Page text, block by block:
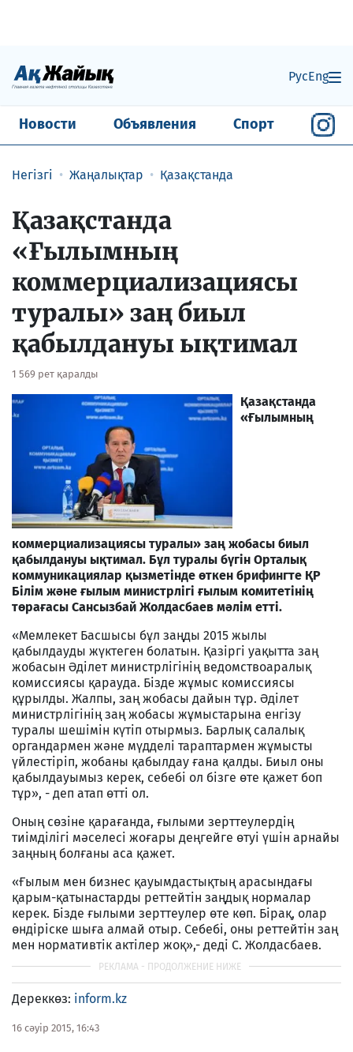
РусEng
Новости Объявления Спорт
Негізгі Жаңалықтар Қазақстанда
​Қазақстанда
«Ғылымның
коммерциализациясы
туралы» заң биыл
қабылдануы ықтимал
1 569 рет қаралды
Қазақстанда
«Ғылымның
коммерциализациясы туралы» заң жобасы биыл
қабылдануы ықтимал. Бұл туралы бүгiн Орталық
коммуникациялар қызметiнде өткен брифингте ҚР
Бiлiм және ғылым министрлiгi ғылым комитетiнiң
төрағасы Сансызбай Жолдасбаев мәлiм еттi.
«Мемлекет Басшысы бұл заңды 2015 жылы
қабылдауды жүктеген болатын. Қазiргi уақытта заң
жобасын Әдiлет министрлiгiнiң ведомствоаралық
комиссиясы қарауда. Бiзде жұмыс комиссиясы
құрылды. Жалпы, заң жобасы дайын тұр. Әдiлет
министрлiгiнiң заң жобасы жұмыстарына енгiзу
туралы шешiмiн күтiп отырмыз. Барлық салалық
органдармен және мүдделi тараптармен жұмысты
үйлестiрiп, жобаны қабылдау ғана қалды. Биыл оны
қабылдауымыз керек, себебi ол бiзге өте қажет боп
тұр», - деп атап өттi ол.
Оның сөзiне қарағанда, ғылыми зерттеулердiң
тиiмдiлiгi мәселесi жоғары деңгейге өтуi үшiн арнайы
заңның болғаны аса қажет.
«Ғылым мен бизнес қауымдастықтың арасындағы
қарым-қатынастарды реттейтiн заңдық нормалар
керек. Бiзде ғылыми зерттеулер өте көп. Бiрақ, олар
өндiрiске шыға алмай отыр. Себебi, оны реттейтiн заң
мен нормативтiк актiлер жоқ»,- дедi С. Жолдасбаев.
Дереккөз: inform.kz
16 сәуір 2015, 16:43